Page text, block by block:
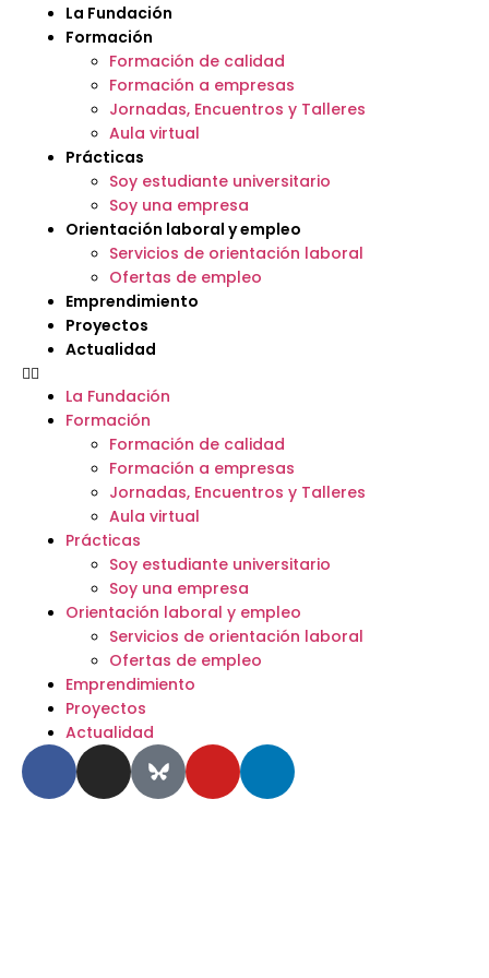
La Fundación
Formación
Formación de calidad
Formación a empresas
Jornadas, Encuentros y Talleres
Aula virtual
Prácticas
Soy estudiante universitario
Soy una empresa
Orientación laboral y empleo
Servicios de orientación laboral
Ofertas de empleo
Emprendimiento
Proyectos
Actualidad
La Fundación
Formación
Formación de calidad
Formación a empresas
Jornadas, Encuentros y Talleres
Aula virtual
Prácticas
Soy estudiante universitario
Soy una empresa
Orientación laboral y empleo
Servicios de orientación laboral
Ofertas de empleo
Emprendimiento
Proyectos
Actualidad